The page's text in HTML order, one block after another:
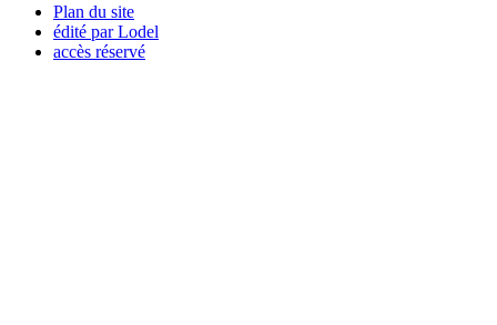
Plan du site
édité par Lodel
accès réservé